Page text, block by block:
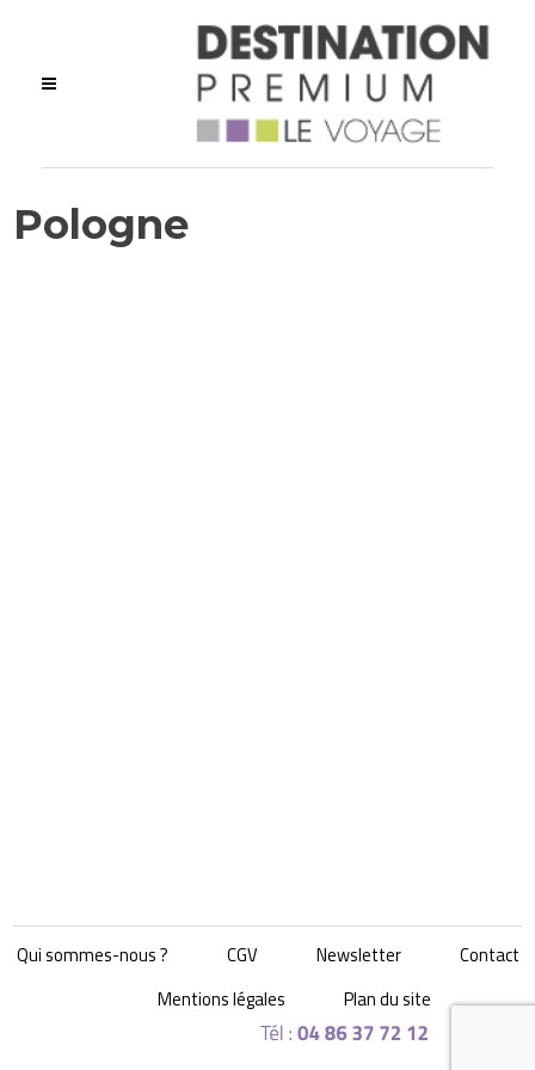
Pologne
Qui sommes-nous ? CGV Newsletter
Contact
Mentions légales
Plan du site